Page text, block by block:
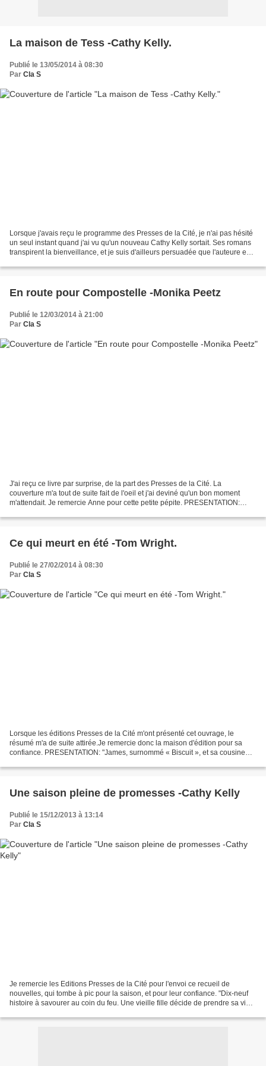
La maison de Tess -Cathy Kelly.
Publié le 13/05/2014 à 08:30
Par Cla S
Lorsque j'avais reçu le programme des Presses de la Cité, je n'ai pas hésité
un seul instant quand j'ai vu qu'un nouveau Cathy Kelly sortait. Ses romans
transpirent la bienveillance, et je suis d'ailleurs persuadée que l'auteure est
En route pour Compostelle -Monika Peetz
Publié le 12/03/2014 à 21:00
Par Cla S
J'ai reçu ce livre par surprise, de la part des Presses de la Cité. La
couverture m'a tout de suite fait de l'oeil et j'ai deviné qu'un bon moment
m'attendait. Je remercie Anne pour cette petite pépite. PRESENTATION:
Ce qui meurt en été -Tom Wright.
Publié le 27/02/2014 à 08:30
Par Cla S
Lorsque les éditions Presses de la Cité m'ont présenté cet ouvrage, le
résumé m'a de suite attirée.Je remercie donc la maison d'édition pour sa
confiance. PRESENTATION: "James, surnommé « Biscuit », et sa cousine
Une saison pleine de promesses -Cathy Kelly
Publié le 15/12/2013 à 13:14
Par Cla S
Je remercie les Editions Presses de la Cité pour l'envoi ce recueil de
nouvelles, qui tombe à pic pour la saison, et pour leur confiance. "Dix-neuf
histoire à savourer au coin du feu. Une vieille fille décide de prendre sa vie